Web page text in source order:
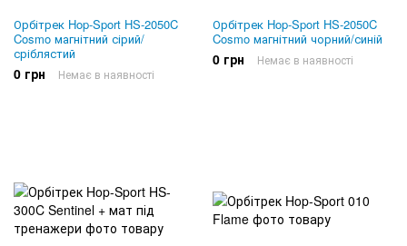
Орбітрек Hop-Sport HS-2050C
Cosmo магнітний сірий/
сріблястий
0 грн Немає в наявності
Орбітрек Hop-Sport HS-2050C
Cosmo магнітний чорний/синій
0 грн Немає в наявності